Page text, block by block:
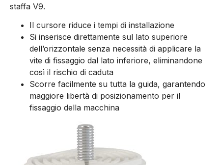
staffa V9.
Il cursore riduce i tempi di installazione
Si inserisce direttamente sul lato superiore
dell’orizzontale senza necessità di applicare la
vite di fissaggio dal lato inferiore, eliminandone
così il rischio di caduta
Scorre facilmente su tutta la guida, garantendo
maggiore libertà di posizionamento per il
fissaggio della macchina